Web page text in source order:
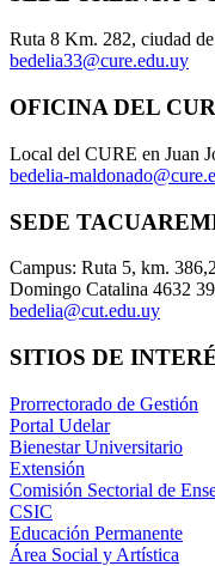
Ruta 8 Km. 282, ciudad
bedelia33@cure.edu.uy
OFICINA DEL
Local del CURE en Juan
bedelia-
SEDE
Campus: Ruta 5, km.
Domingo Catalina 4632
bedelia@cut.edu.uy
SITIOS DE
Prorrectorado de Gestión
Portal Udelar
Bienestar Universitario
Extensión
Comisión Sectorial de
CSIC
Educación Permanente
Área Social y Artística